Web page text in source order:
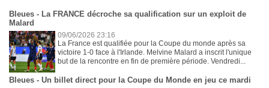
Bleues - La FRANCE décroche sa qualification sur un exploit de
Malard
09/06/2026 23:16
La France est qualifiée pour la Coupe du monde après sa
victoire 1-0 face à l'Irlande. Melvine Malard a inscrit l'unique
but de la rencontre en fin de première période. Vendredi...
Bleues - Un billet direct pour la Coupe du Monde en jeu ce mardi